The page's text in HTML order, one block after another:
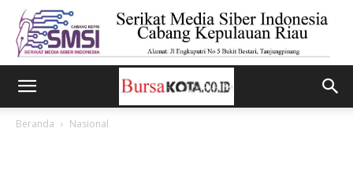
Beranda Nasional